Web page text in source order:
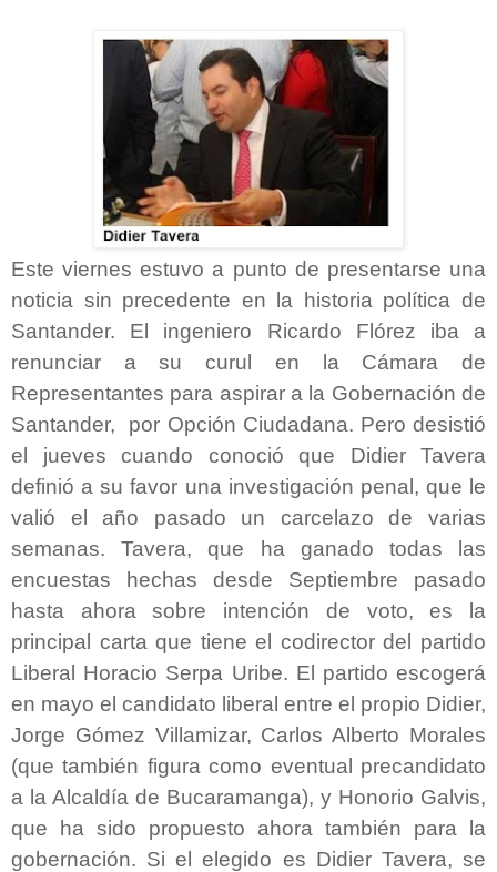
Este viernes estuvo a punto de presentarse una
noticia sin precedente en la historia política de
Santander. El ingeniero Ricardo Flórez iba a
renunciar a su curul en la Cámara de
Representantes para aspirar a la Gobernación de
Santander, por Opción Ciudadana. Pero desistió
el jueves cuando conoció que Didier Tavera
definió a su favor una investigación penal, que le
valió el año pasado un carcelazo de varias
semanas. Tavera, que ha ganado todas las
encuestas hechas desde Septiembre pasado
hasta ahora sobre intención de voto, es la
principal carta que tiene el codirector del partido
Liberal Horacio Serpa Uribe. El partido escogerá
en mayo el candidato liberal entre el propio Didier,
Jorge Gómez Villamizar, Carlos Alberto Morales
(que también figura como eventual precandidato
a la Alcaldía de Bucaramanga), y Honorio Galvis,
que ha sido propuesto ahora también para la
gobernación. Si el elegido es Didier Tavera, se